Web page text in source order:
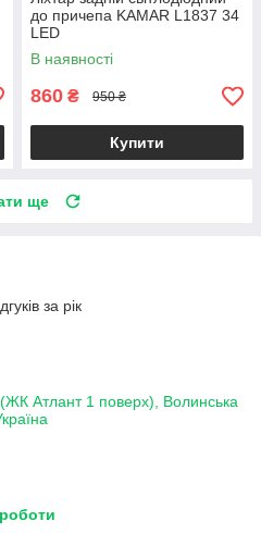
до причепа KAMAR L1837 34
LED
В наявності
860 ₴ 950 ₴
Купити
ще
за рік
Атлант 1 поверх), Волинська